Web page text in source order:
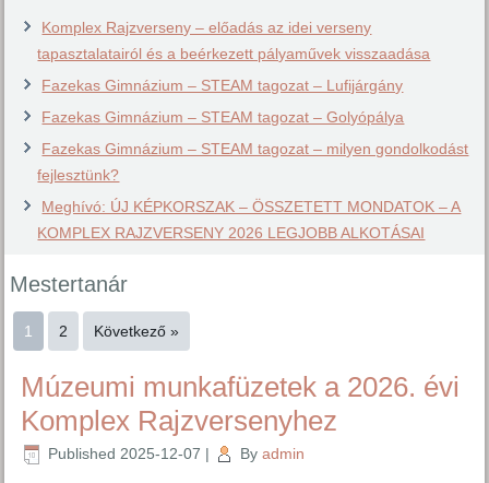
Komplex Rajzverseny – előadás az idei verseny
tapasztalatairól és a beérkezett pályaművek visszaadása
Fazekas Gimnázium – STEAM tagozat – Lufijárgány
Fazekas Gimnázium – STEAM tagozat – Golyópálya
Fazekas Gimnázium – STEAM tagozat – milyen gondolkodást
fejlesztünk?
Meghívó: ÚJ KÉPKORSZAK – ÖSSZETETT MONDATOK – A
KOMPLEX RAJZVERSENY 2026 LEGJOBB ALKOTÁSAI
Mestertanár
1 2 Következő »
Múzeumi munkafüzetek a 2026. évi
Komplex Rajzversenyhez
Published 2025-12-07 | By admin